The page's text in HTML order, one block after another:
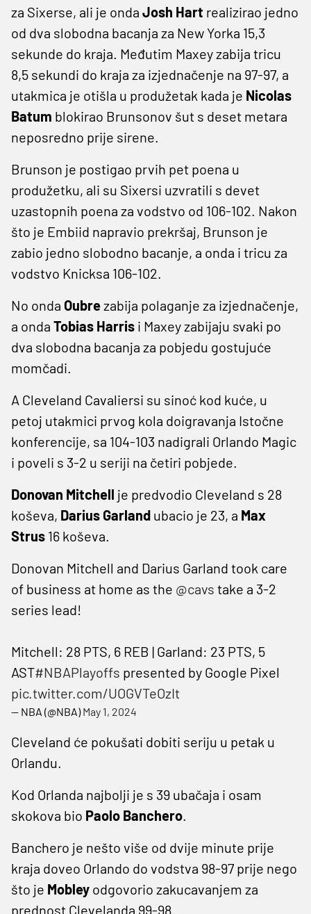
za Sixerse, ali je onda Josh Hart realizirao jedno
od dva slobodna bacanja za New Yorka 15,3
sekunde do kraja. Međutim Maxey zabija tricu
8,5 sekundi do kraja za izjednačenje na 97-97, a
utakmica je otišla u produžetak kada je Nicolas
Batum blokirao Brunsonov šut s deset metara
neposredno prije sirene.
Brunson je postigao prvih pet poena u
produžetku, ali su Sixersi uzvratili s devet
uzastopnih poena za vodstvo od 106-102. Nakon
što je Embiid napravio prekršaj, Brunson je
zabio jedno slobodno bacanje, a onda i tricu za
vodstvo Knicksa 106-102.
No onda Oubrezabija polaganje za izjednačenje,
a onda Tobias Harris i Maxey zabijaju svaki po
dva slobodna bacanja za pobjedu gostujuće
momčadi.
A Cleveland Cavaliersi su sinoć kod kuće, u
petoj utakmici prvog kola doigravanja Istočne
konferencije, sa 104-103 nadigrali Orlando Magic
i poveli s 3-2 u seriji na četiri pobjede.
Donovan Mitchell je predvodio Cleveland s 28
koševa, Darius Garland ubacio je 23, a Max
Strus 16 koševa.
Donovan Mitchell and Darius Garland took care
of business at home as the @cavs take a 3-2
series lead!
Mitchell: 28 PTS, 6 REB | Garland: 23 PTS, 5
AST#NBAPlayoffs presented by Google Pixel
pic.twitter.com/UOGVTeOzIt
— NBA (@NBA)May 1, 2024
Cleveland će pokušati dobiti seriju u petak u
Orlandu.
Kod Orlanda najbolji je s 39 ubačaja i osam
skokova bio Paolo Banchero.
Banchero je nešto više od dvije minute prije
kraja doveo Orlando do vodstva 98-97 prije nego
što je Mobley odgovorio zakucavanjem za
prednost Clevelanda 99-98.